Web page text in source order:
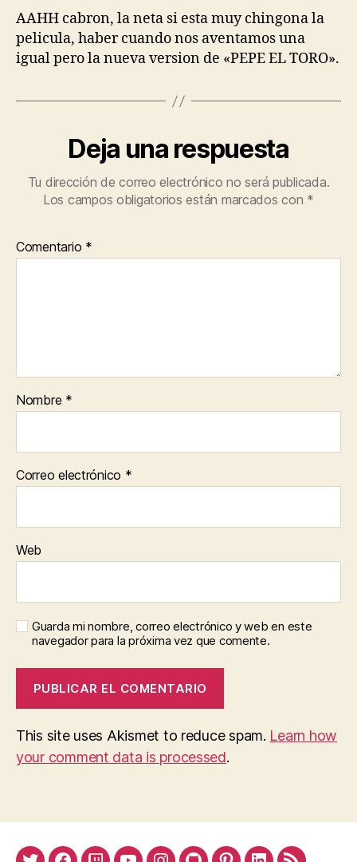
AAHH cabron, la neta si esta muy chingona la
pelicula, haber cuando nos aventamos una
igual pero la nueva version de «PEPE EL TORO».
Deja una respuesta
Tu dirección de correo electrónico no será publicada.
Los campos obligatorios están marcados con *
Comentario *
Nombre *
Correo electrónico *
Web
Guarda mi nombre, correo electrónico y web en este
navegador para la próxima vez que comente.
This site uses Akismet to reduce spam. Learn how
your comment data is processed.